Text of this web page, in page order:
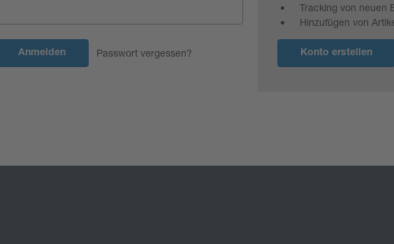
Passwort vergessen?
Tracking von neuen
Hinzufügen von
Konto erstellen